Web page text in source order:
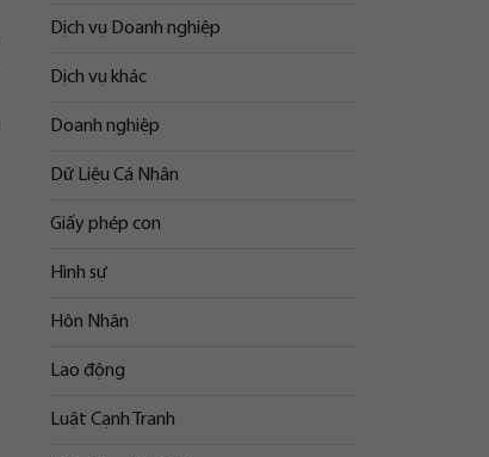
Dịch vụ Doanh nghiệp
Dịch vụ khác
Doanh nghiệp
Dữ Liệu Cá Nhân
Giấy phép con
Hình sự
Hôn Nhân
Lao động
Luật Cạnh Tranh